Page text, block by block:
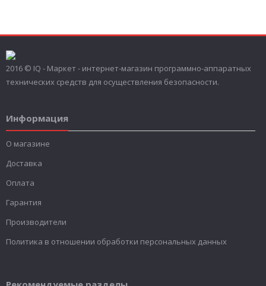
2016 © IQ - Маркет - интернет-магазин программно-аппаратных
технических средств для осуществления безопасности.
Информация
О магазине
Доставка
Оплата
Гарантия
Производители
Политика в отношении обработки персональных данных